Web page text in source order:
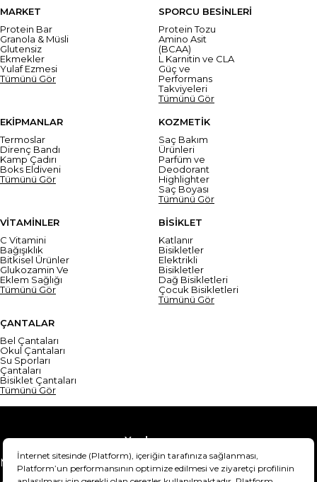
MARKET
Protein Bar
Granola & Müsli
Glutensiz
Ekmekler
Yulaf Ezmesi
Tümünü Gör
SPORCU BESİNLERİ
Protein Tozu
Amino Asit
(BCAA)
L Karnitin ve CLA
Güç ve
Performans
Takviyeleri
Tümünü Gör
EKİPMANLAR
Termoslar
Direnç Bandı
Kamp Çadırı
Boks Eldiveni
Tümünü Gör
KOZMETİK
Saç Bakım
Ürünleri
Parfüm ve
Deodorant
Highlighter
Saç Boyası
Tümünü Gör
VİTAMİNLER
C Vitamini
Bağışıklık
Bitkisel Ürünler
Glukozamin Ve
Eklem Sağlığı
Tümünü Gör
BİSİKLET
Katlanır
Bisikletler
Elektrikli
Bisikletler
Dağ Bisikletleri
Çocuk Bisikletleri
Tümünü Gör
ÇANTALAR
Bel Çantaları
Okul Çantaları
Su Sporları
Çantaları
Bisiklet Çantaları
Tümünü Gör
Yardım
Mesafeli Satış Sözleşmesi
Teslimat Bilgisi